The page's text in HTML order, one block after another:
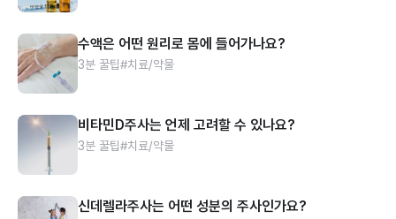
수액은 어떤 원리로 몸에 들어가나요?
3분 꿀팁#치료/약물
비타민D주사는 언제 고려할 수 있나요?
3분 꿀팁#치료/약물
신데렐라주사는 어떤 성분의 주사인가요?